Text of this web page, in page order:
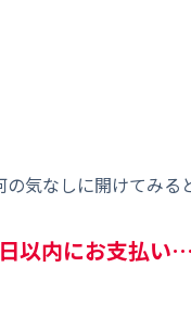
気なしに開けてみる
以内にお支払い…